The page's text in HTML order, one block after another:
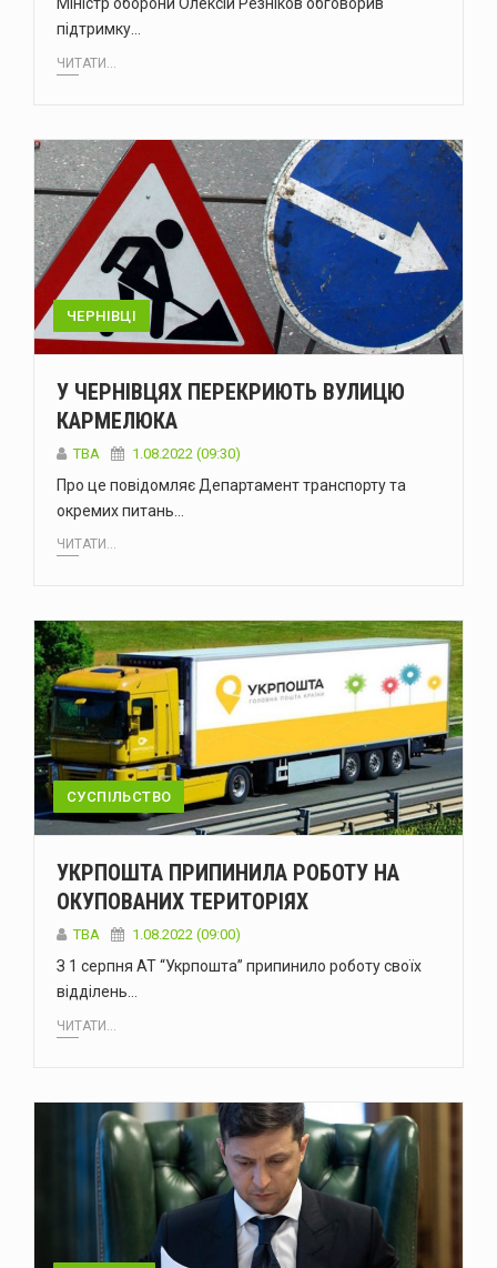
підтримку…
ЧИТАТИ...
ЧЕРНІВЦІ
У ЧЕРНІВЦЯХ ПЕРЕКРИЮТЬ ВУЛИЦЮ
КАРМЕЛЮКА
ТВА 1.08.2022 (09:30)
Про це повідомляє Департамент транспорту та
окремих питань…
ЧИТАТИ...
СУСПІЛЬСТВО
УКРПОШТА ПРИПИНИЛА РОБОТУ НА
ОКУПОВАНИХ ТЕРИТОРІЯХ
ТВА 1.08.2022 (09:00)
З 1 серпня АТ “Укрпошта” припинило роботу своїх
відділень…
ЧИТАТИ...